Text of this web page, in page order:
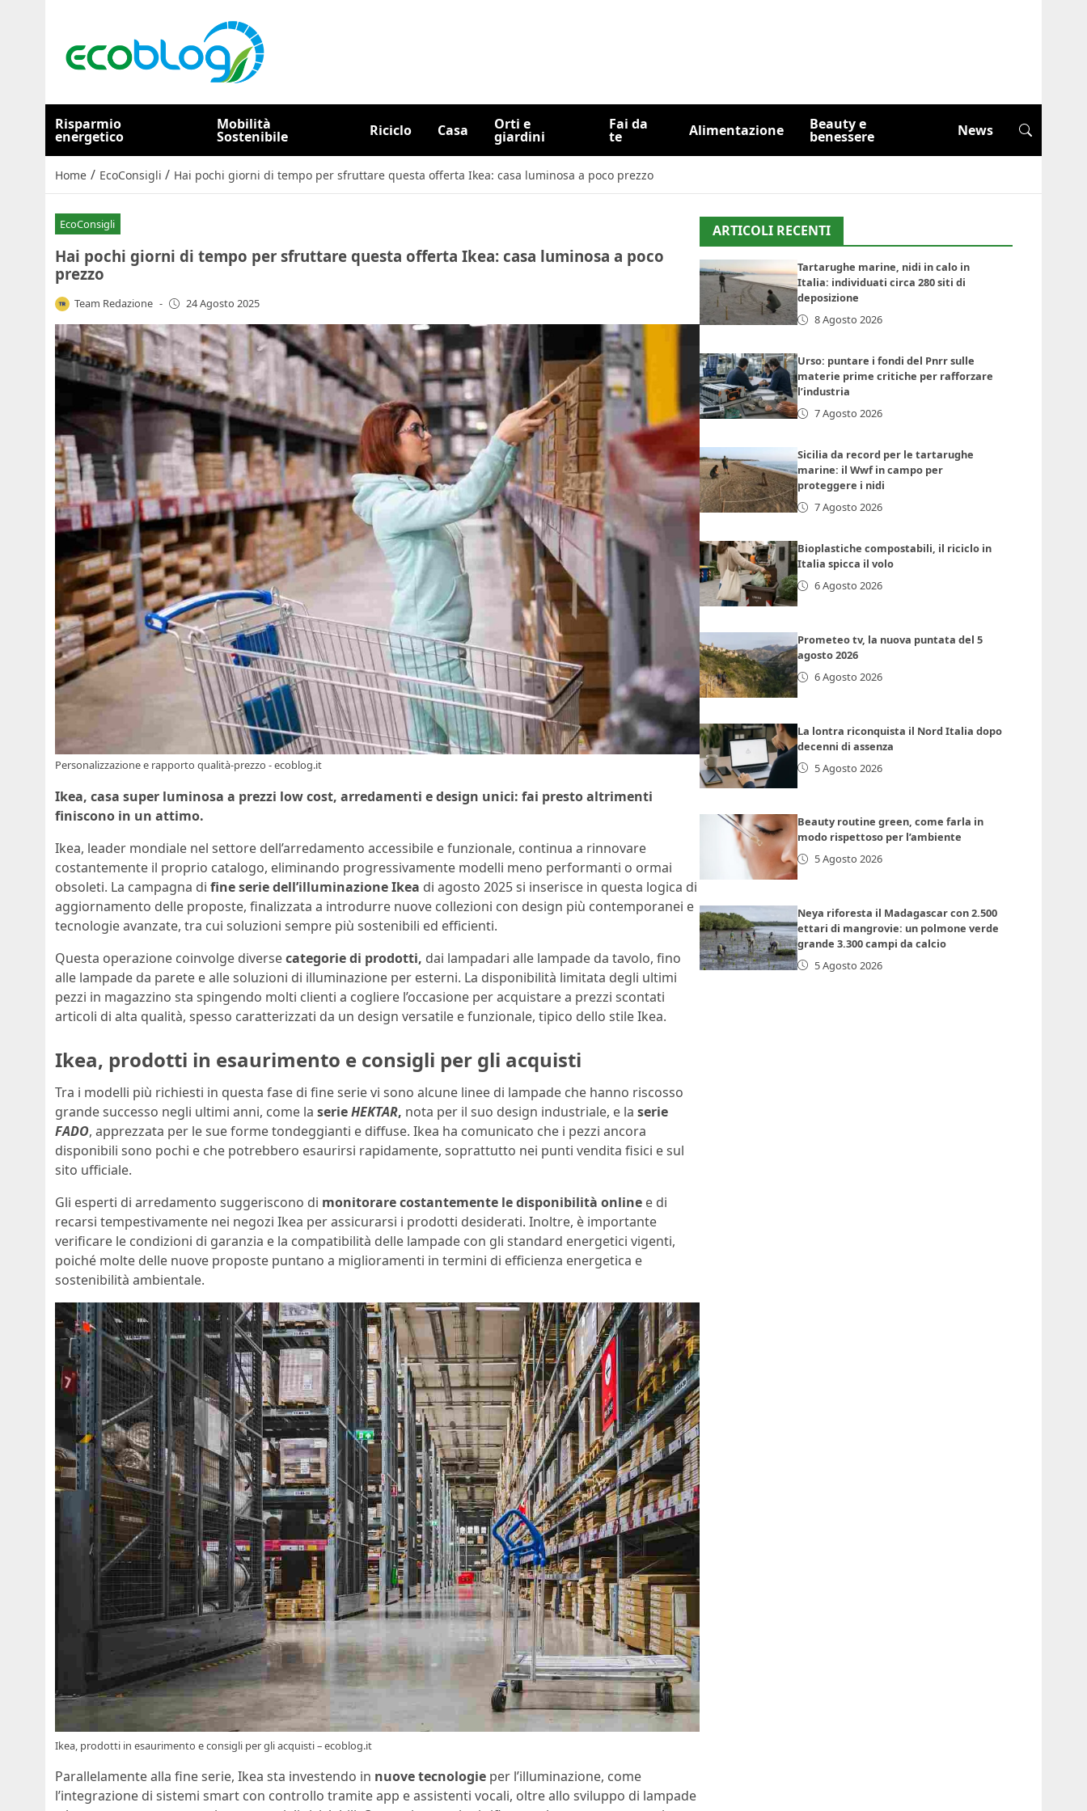
Risparmio
energetico
Mobilità
Sostenibile Riciclo Casa Orti e
giardini
Fai da
te Alimentazione Beauty e
benessere News
Home / EcoConsigli / Hai pochi giorni di tempo per sfruttare questa offerta Ikea: casa luminosa a poco prezzo
EcoConsigli
Hai pochi giorni di tempo per sfruttare questa offerta Ikea: casa luminosa a poco
prezzo
Team Redazione - 24 Agosto 2025
Personalizzazione e rapporto qualità-prezzo - ecoblog.it
Ikea, casa super luminosa a prezzi low cost, arredamenti e design unici: fai presto altrimenti
finiscono in un attimo.
Ikea, leader mondiale nel settore dell’arredamento accessibile e funzionale, continua a rinnovare
costantemente il proprio catalogo, eliminando progressivamente modelli meno performanti o ormai
obsoleti. La campagna di fine serie dell’illuminazione Ikea di agosto 2025 si inserisce in questa logica di
aggiornamento delle proposte, finalizzata a introdurre nuove collezioni con design più contemporanei e
tecnologie avanzate, tra cui soluzioni sempre più sostenibili ed efficienti.
Questa operazione coinvolge diversecategorie di prodotti, dai lampadari alle lampade da tavolo, fino
alle lampade da parete e alle soluzioni di illuminazione per esterni. La disponibilità limitata degli ultimi
pezzi in magazzino sta spingendo molti clienti a cogliere l’occasione per acquistare a prezzi scontati
articoli di alta qualità, spesso caratterizzati da un design versatile e funzionale, tipico dello stile Ikea.
Ikea, prodotti in esaurimento e consigli per gli acquisti
Tra i modelli più richiesti in questa fase di fine serie vi sono alcune linee di lampade che hanno riscosso
grande successo negli ultimi anni, come la serieHEKTAR, nota per il suo design industriale, e la serie
FADO, apprezzata per le sue forme tondeggianti e diffuse. Ikea ha comunicato che i pezzi ancora
disponibili sono pochi e che potrebbero esaurirsi rapidamente, soprattutto nei punti vendita fisici e sul
sito ufficiale.
Gli esperti di arredamento suggeriscono di monitorare costantemente le disponibilità online e di
recarsi tempestivamente nei negozi Ikea per assicurarsi i prodotti desiderati. Inoltre, è importante
verificare le condizioni di garanzia e la compatibilità delle lampade con gli standard energetici vigenti,
poiché molte delle nuove proposte puntano a miglioramenti in termini di efficienza energetica e
sostenibilità ambientale.
Ikea, prodotti in esaurimento e consigli per gli acquisti – ecoblog.it
Parallelamente alla fine serie, Ikea sta investendo in nuove tecnologie per l’illuminazione, come
l’integrazione di sistemi smart con controllo tramite app e assistenti vocali, oltre allo sviluppo di lampade
ARTICOLI RECENTI
Tartarughe marine, nidi in calo in
Italia: individuati circa 280 siti di
deposizione
8 Agosto 2026
Urso: puntare i fondi del Pnrr sulle
materie prime critiche per rafforzare
l’industria
7 Agosto 2026
Sicilia da record per le tartarughe
marine: il Wwf in campo per
proteggere i nidi
7 Agosto 2026
Bioplastiche compostabili, il riciclo in
Italia spicca il volo
6 Agosto 2026
Prometeo tv, la nuova puntata del 5
agosto 2026
6 Agosto 2026
La lontra riconquista il Nord Italia dopo
decenni di assenza
5 Agosto 2026
Beauty routine green, come farla in
modo rispettoso per l’ambiente
5 Agosto 2026
Neya riforesta il Madagascar con 2.500
ettari di mangrovie: un polmone verde
grande 3.300 campi da calcio
5 Agosto 2026